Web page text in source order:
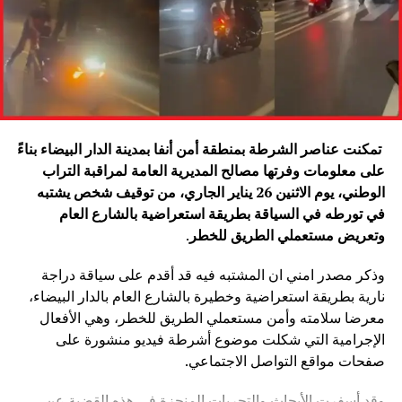
تمكنت عناصر الشرطة بمنطقة أمن أنفا بمدينة الدار البيضاء بناءً
على معلومات وفرتها مصالح المديرية العامة لمراقبة التراب
الوطني، يوم الاثنين 26 يناير الجاري، من توقيف شخص يشتبه
في تورطه في السياقة بطريقة استعراضية بالشارع العام
وتعريض مستعملي الطريق للخطر .
وذكر مصدر امني ان المشتبه فيه قد أقدم على سياقة دراجة
نارية بطريقة استعراضية وخطيرة بالشارع العام بالدار البيضاء،
معرضا سلامته وأمن مستعملي الطريق للخطر، وهي الأفعال
الإجرامية التي شكلت موضوع أشرطة فيديو منشورة على
صفحات مواقع التواصل الاجتماعي.